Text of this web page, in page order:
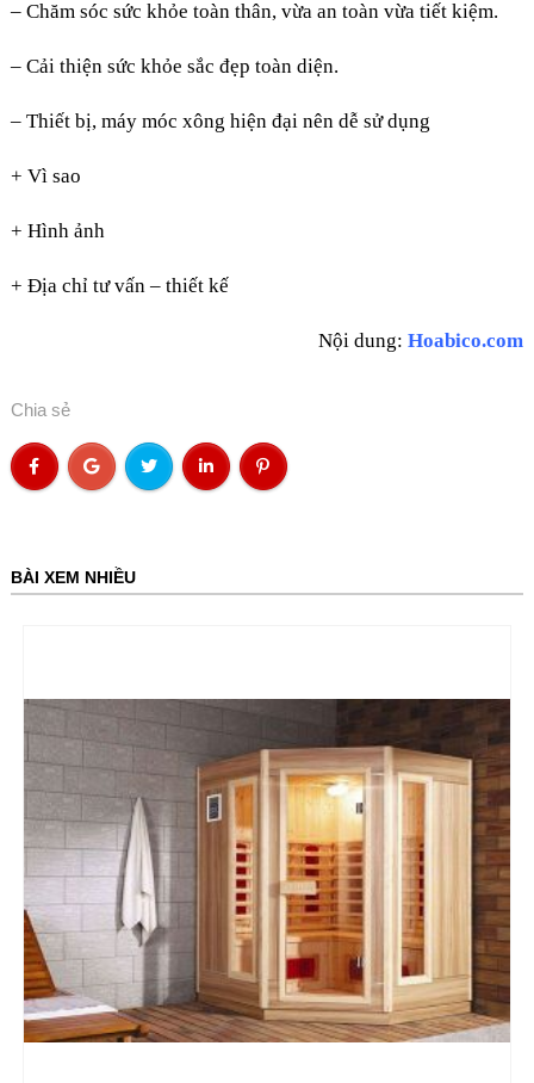
– Chăm sóc sức khỏe toàn thân, vừa an toàn vừa tiết kiệm.
– Cải thiện sức khỏe sắc đẹp toàn diện.
– Thiết bị, máy móc xông hiện đại nên dễ sử dụng
+ Vì sao
+ Hình ảnh
+ Địa chỉ tư vấn – thiết kế
Nội dung:Hoabico.com
Chia sẻ
BÀI XEM NHIỀU